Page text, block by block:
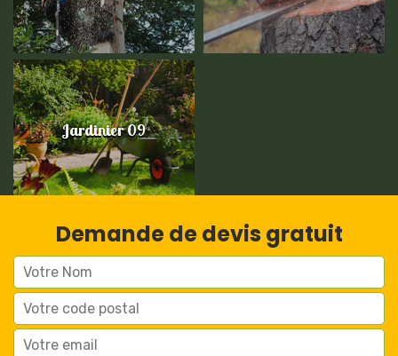
Jardinier 09
Demande de devis gratuit